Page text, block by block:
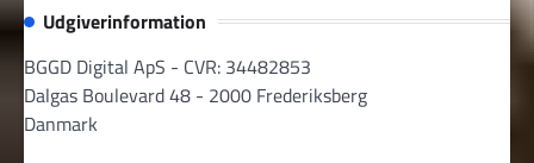
Udgiverinformation
BGGD Digital ApS - CVR: 34482853
Dalgas Boulevard 48 - 2000 Frederiksberg
Danmark